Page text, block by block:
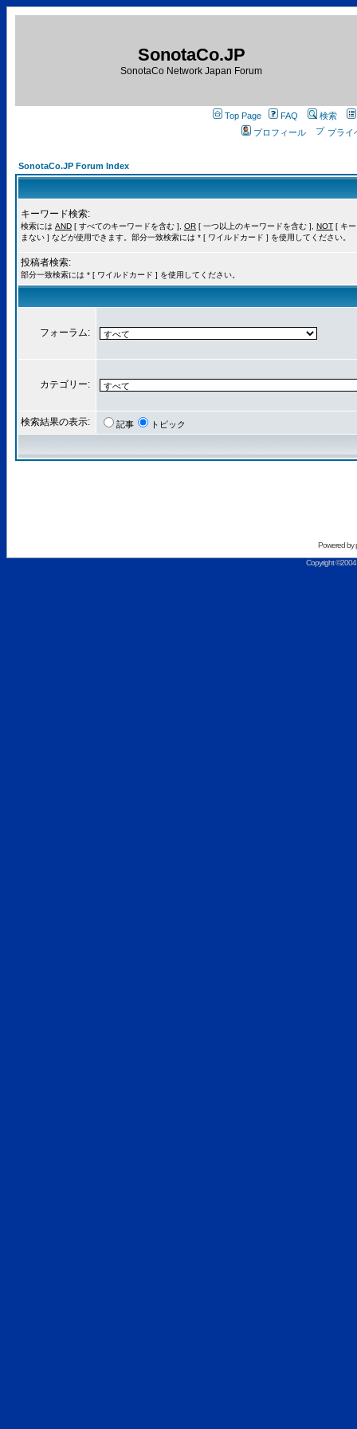
SonotaCo.JP
SonotaCo Network Japan Forum
Top Page FAQ
検索
プロフィール
プライ
SonotaCo.JP Forum Index
キーワード検索:
検索には AND [ すべてのキーワードを含む ], OR [ 一つ以上のキーワードを含む ], NOT [ キ
まない ] などが使用できます。部分一致検索には * [ ワイルドカード ] を使用してください。
投稿者検索:
部分一致検索には * [ ワイルドカード ] を使用してください。
フォーラム:
カテゴリー:
検索結果の表示: 記事 トピック
Powered by
Copyright ©2004